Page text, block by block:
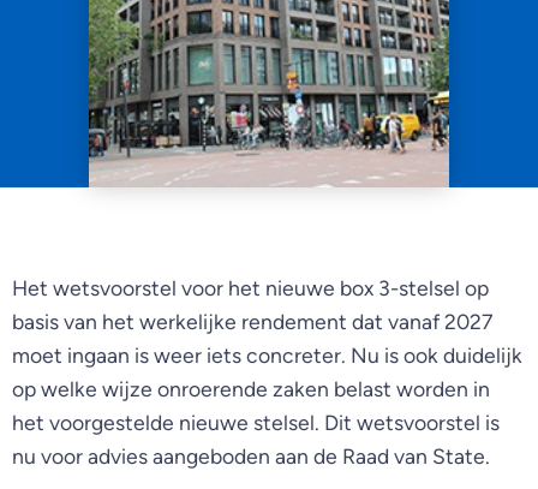
Het wetsvoorstel voor het nieuwe box 3-stelsel op
basis van het werkelijke rendement dat vanaf 2027
moet ingaan is weer iets concreter. Nu is ook duidelijk
op welke wijze onroerende zaken belast worden in
het voorgestelde nieuwe stelsel. Dit wetsvoorstel is
nu voor advies aangeboden aan de Raad van State.